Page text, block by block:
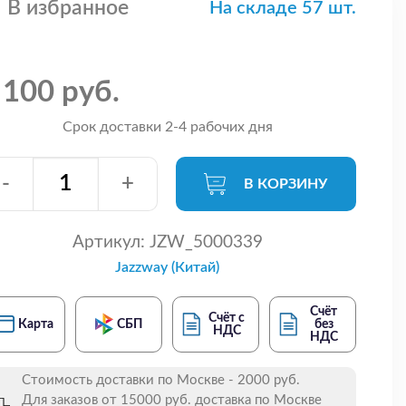
В избранное На складе 57 шт.
руб.
Срок доставки 2-4 рабочих дня
- + В КОРЗИНУ
Артикул: JZW_5000339
Jazzway (Китай)
Карта СБП
Счёт с
НДС
Счёт
без
НДС
Стоимость доставки по Москве - 2000 руб.
Для заказов от 15000 руб. доставка по Москве